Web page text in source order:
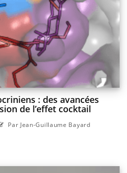
: des avancées
de l’effet cocktail
Par Jean-Guillaume Bayard